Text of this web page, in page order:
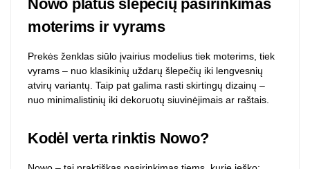
Nowo platus šlepečių pasirinkimas
moterims ir vyrams
Prekės ženklas siūlo įvairius modelius tiek moterims, tiek
vyrams – nuo klasikinių uždarų šlepečių iki lengvesnių
atvirų variantų. Taip pat galima rasti skirtingų dizainų –
nuo minimalistinių iki dekoruotų siuvinėjimais ar raštais.
Kodėl verta rinktis Nowo?